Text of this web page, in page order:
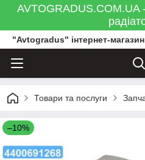
AVTOGRADUS.COM.UA
"Avtogradus" інтернет-магазин
Товари та послуги
–10%